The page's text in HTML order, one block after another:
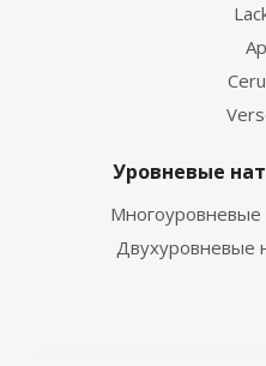
Уровневые
Многоуровневые
Двухуровневые